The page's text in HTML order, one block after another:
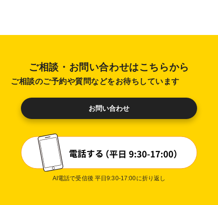
ご相談・お問い合わせはこちらから
ご相談のご予約や質問などをお待ちしています
お問い合わせ
AI電話で受信後 平日9:30-17:00に折り返し